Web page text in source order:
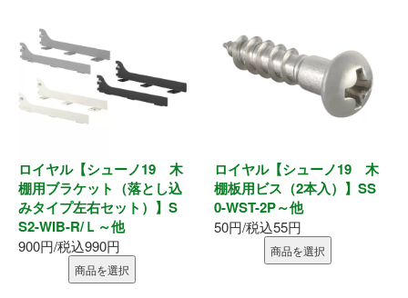
大工道具
作業工具
作業用品
ホーム
初めての方へ
会社案内
ロイヤル【シューノ19 木
棚用ブラケット（落とし込
みタイプ左右セット）】S
S2-WIB-R/Ｌ～他
900円/税込990円
商品を選択
ロイヤル【シューノ19 木
棚板用ビス（2本入）】SS
0-WST-2P～他
50円/税込55円
商品を選択